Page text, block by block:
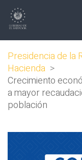
Presidencia de la
Hacienda >
Crecimiento
a mayor
población